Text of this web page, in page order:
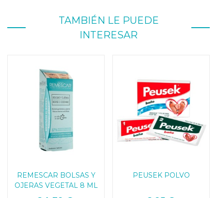
TAMBIÉN LE PUEDE
INTERESAR
REMESCAR BOLSAS Y
OJERAS VEGETAL 8 ML
PEUSEK POLVO